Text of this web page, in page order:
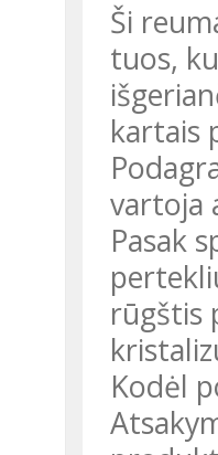
Ši reumatinė liga atsėlina lėtai ir netikėtai. Dažniau ji aplanko
tuos,
kartais
vartoja
Pasak
rūgštis
Kodėl